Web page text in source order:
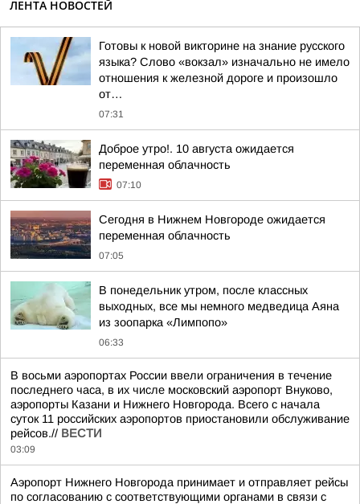
ЛЕНТА НОВОСТЕЙ
Готовы к новой викторине на знание русского
языка? Слово «вокзал» изначально не имело
отношения к железной дороге и произошло
от…
07:31
Доброе утро!. 10 августа ожидается
переменная облачность
07:10
Сегодня в Нижнем Новгороде ожидается
переменная облачность
07:05
В понедельник утром, после классных
выходных, все мы немного медведица Аяна
из зоопарка «Лимпопо»
06:33
В восьми аэропортах России ввели ограничения в течение
последнего часа, в их числе московский аэропорт Внуково,
аэропорты Казани и Нижнего Новгорода. Всего с начала
суток 11 российских аэропортов приостановили обслуживание
рейсов.// ВЕСТИ
03:09
Аэропорт Нижнего Новгорода принимает и отправляет рейсы
по согласованию с соответствующими органами в связи с